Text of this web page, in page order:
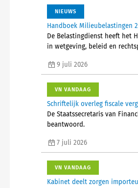
NIEUWS
Handboek Milieubelastingen
De Belastingdienst heeft het
in wetgeving, beleid en
9 juli 2026
VN VANDAAG
Schriftelijk overleg fiscale
De Staatssecretaris van
beantwoord.
7 juli 2026
VN VANDAAG
Kabinet deelt zorgen